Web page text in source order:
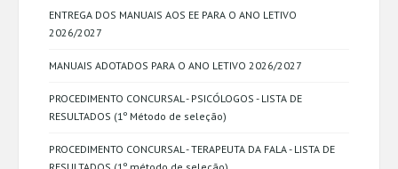
ENTREGA DOS MANUAIS AOS EE PARA O ANO LETIVO
2026/2027
MANUAIS ADOTADOS PARA O ANO LETIVO 2026/2027
PROCEDIMENTO CONCURSAL - PSICÓLOGOS - LISTA DE
RESULTADOS (1º Método de seleção)
PROCEDIMENTO CONCURSAL - TERAPEUTA DA FALA - LISTA DE